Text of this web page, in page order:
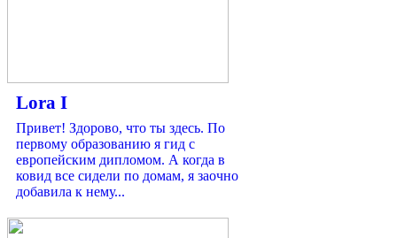
Lora I
Привет! Здорово, что ты здесь. По
первому образованию я гид с
европейским дипломом. А когда в
ковид все сидели по домам, я заочно
добавила к нему...